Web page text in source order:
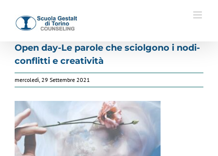
contenuto
Open day-Le parole che sciolgono i nodi-
conflitti e creatività
mercoledì, 29 Settembre 2021